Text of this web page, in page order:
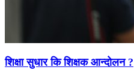
शिक्षा सुधार कि शिक्षक आन्दोलन ?